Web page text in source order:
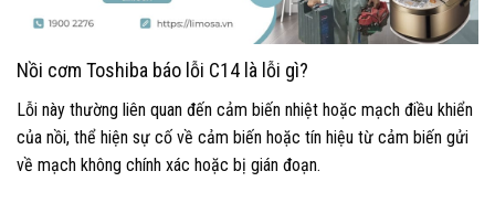
Nồi cơm Toshiba báo lỗi C14 là lỗi gì?
Lỗi này thường liên quan đến cảm biến nhiệt hoặc mạch điều khiển
của nồi, thể hiện sự cố về cảm biến hoặc tín hiệu từ cảm biến gửi
về mạch không chính xác hoặc bị gián đoạn.